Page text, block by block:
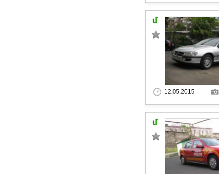
12.05.2015